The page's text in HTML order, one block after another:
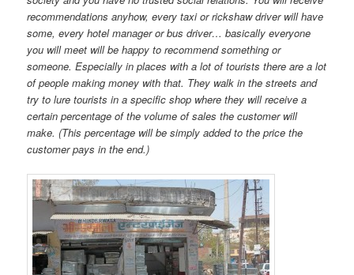
recommendations anyhow, every taxi or rickshaw driver will have
some, every hotel manager or bus driver… basically everyone
you will meet will be happy to recommend something or
someone. Especially in places with a lot of tourists there are a lot
of people making money with that. They walk in the streets and
try to lure tourists in a specific shop where they will receive a
certain percentage of the volume of sales the customer will
make. (This percentage will be simply added to the price the
customer pays in the end.)